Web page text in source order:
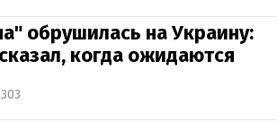
обрушилась на Украину:
когда ожидаются